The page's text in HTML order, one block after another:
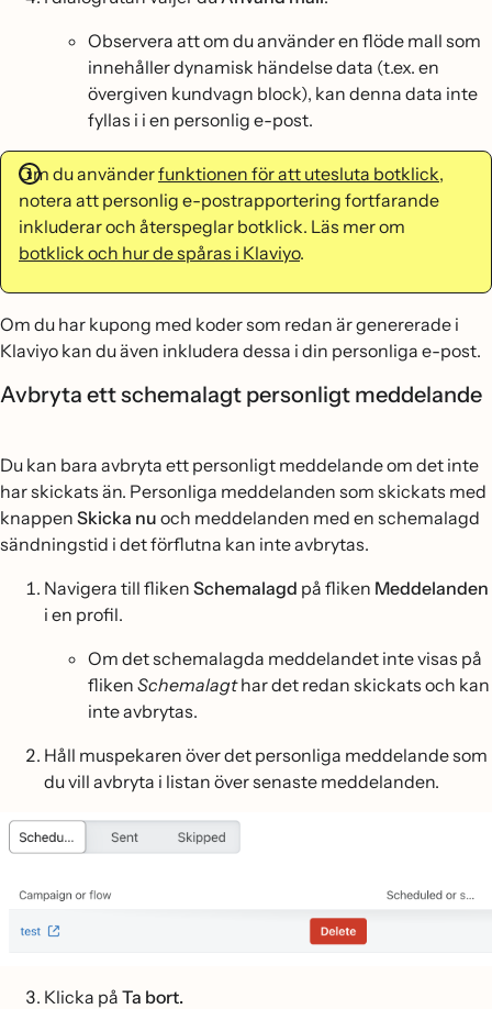
Observera att om du använder en flöde mall som
innehåller dynamisk händelse data (t.ex. en
övergiven kundvagn block), kan denna data inte
fyllas i i en personlig e-post.
Om du använderfunktionen för att utesluta botklick,
notera att personlig e-postrapportering fortfarande
inkluderar och återspeglar botklick. Läs mer om
botklick och hur de spåras i Klaviyo.
Om du har kupong med koder som redan är genererade i
Klaviyo kan du även inkludera dessa i din personliga e-post.
Avbryta ett schemalagt personligt meddelande
Du kan bara avbryta ett personligt meddelande om det inte
har skickats än. Personliga meddelanden som skickats med
knappen Skicka nu och meddelanden med en schemalagd
sändningstid i det förflutna kan inte avbrytas.
Navigera till fliken Schemalagd på fliken Meddelanden
i en profil.
Om det schemalagda meddelandet inte visas på
fliken Schemalagthar det redan skickats och kan
inte avbrytas.
Håll muspekaren över det personliga meddelande som
du vill avbryta i listan över senaste meddelanden.
Klicka på Ta bort.